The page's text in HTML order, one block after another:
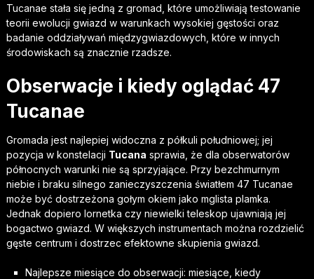
Tucanae stała się jedną z gromad, które umożliwiają testowanie
teorii ewolucji gwiazd w warunkach wysokiej gęstości oraz
badanie oddziaływań międzygwiazdowych, które w innych
środowiskach są znacznie rzadsze.
Obserwacje i kiedy oglądać 47
Tucanae
Gromada jest najlepiej widoczna z półkuli południowej; jej
pozycja w konstelacji Tucana sprawia, że dla obserwatorów
północnych warunki nie są sprzyjające. Przy bezchmurnym
niebie i braku silnego zanieczyszczenia światłem 47 Tucanae
może być dostrzeżona gołym okiem jako mglista plamka.
Jednak dopiero lornetka czy niewielki teleskop ujawniają jej
bogactwo gwiazd. W większych instrumentach można rozdzielić
gęste centrum i dostrzec efektowne skupienia gwiazd.
Najlepsze miesiące do obserwacji: miesiące, kiedy